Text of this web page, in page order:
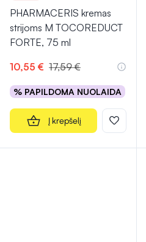
PHARMACERIS kremas
strijoms M TOCOREDUCT
FORTE, 75 ml
10,55 € 17,59 €
% PAPILDOMA NUOLAIDA
Į krepšelį